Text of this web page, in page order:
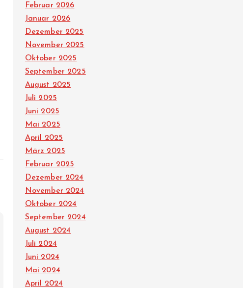
Februar 2026
Januar 2026
Dezember 2025
November 2025
Oktober 2025
September 2025
August 2025
Juli 2025
Juni 2025
Mai 2025
April 2025
März 2025
Februar 2025
Dezember 2024
November 2024
Oktober 2024
September 2024
August 2024
Juli 2024
Juni 2024
Mai 2024
April 2024